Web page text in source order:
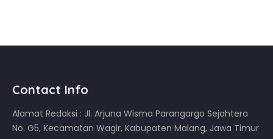
Contact Info
Alamat Redaksi : Jl. Arjuna Wisma Parangargo Sejahtera
No. G5, Kecamatan Wagir, Kabupaten Malang, Jawa Timur